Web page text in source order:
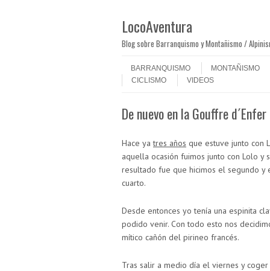
LocoAventura
Blog sobre Barranquismo y Montañismo /
Menú
BARRANQUISMO
MONTAÑISMO
CICLISMO
VIDEOS
De nuevo en la Gouffre d´Enfer
Hace yatres años que estuve junto con
aquella ocasión fuimos junto con Lolo
resultado fue que hicimos el segundo y
cuarto.
Desde entonces yo tenía una espinita
podido venir. Con todo esto nos
mítico cañón del pirineo francés.
Tras salir a medio día el viernes y